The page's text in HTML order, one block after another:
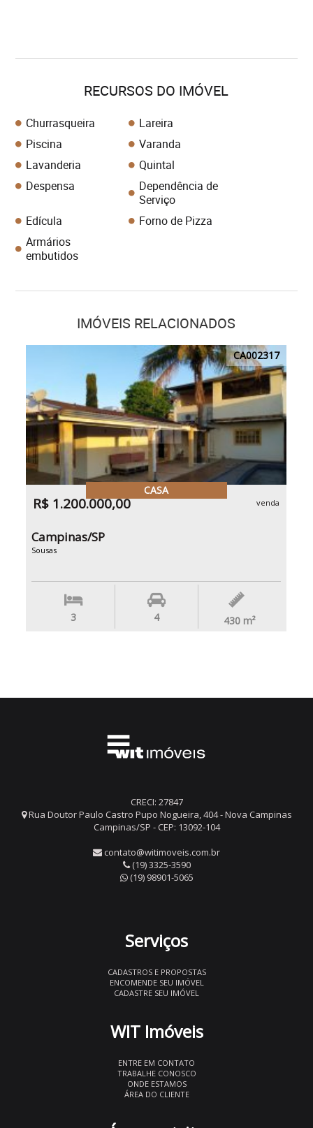
RECURSOS DO IMÓVEL
Churrasqueira
Lareira
Piscina
Varanda
Lavanderia
Quintal
Despensa
Dependência de
Serviço
Edícula
Forno de Pizza
Armários
embutidos
IMÓVEIS RELACIONADOS
CA002317
CASA
R$ 1.200.000,00 venda
Campinas/SP
Sousas
3 4 430 m²
CRECI: 27847
Rua Doutor Paulo Castro Pupo Nogueira, 404 - Nova Campinas
Campinas/SP - CEP: 13092-104
contato@witimoveis.com.br
(19) 3325-3590
(19) 98901-5065
Serviços
CADASTROS E PROPOSTAS
ENCOMENDE SEU IMÓVEL
CADASTRE SEU IMÓVEL
WIT Imóveis
ENTRE EM CONTATO
TRABALHE CONOSCO
ONDE ESTAMOS
ÁREA DO CLIENTE